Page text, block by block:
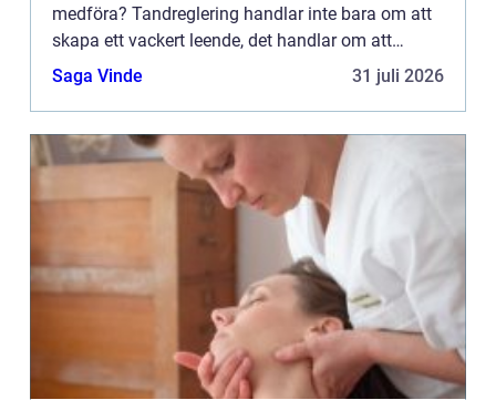
medföra? Tandreglering handlar inte bara om att
skapa ett vackert leende, det handlar om att
förändra liv. I denna artikel ska vi utforska den...
Saga Vinde 31 juli 2026